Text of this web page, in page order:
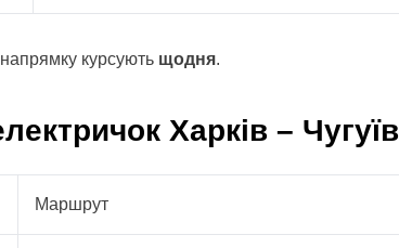
курсують щодня.
Харків – Чугуїв
Маршрут